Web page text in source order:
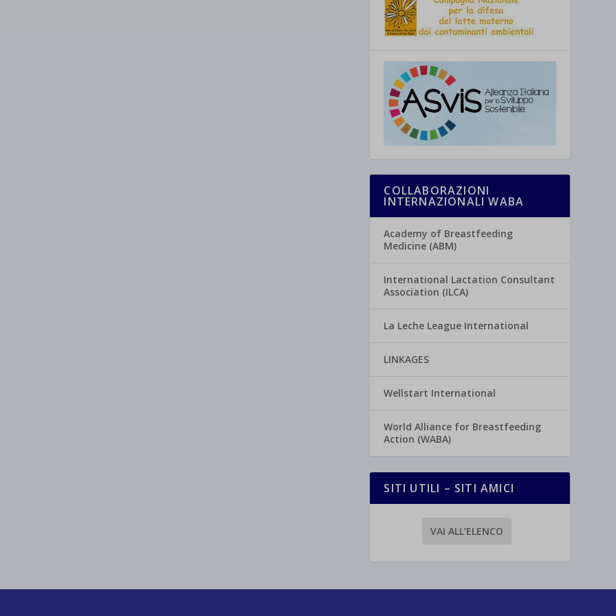
COLLABORAZIONI
INTERNAZIONALI WABA
Academy of Breastfeeding
Medicine (ABM)
International Lactation Consultant
Association (ILCA)
La Leche League International
LINKAGES
Wellstart International
World Alliance for Breastfeeding
Action (WABA)
SITI UTILI – SITI AMICI
VAI ALL’ELENCO